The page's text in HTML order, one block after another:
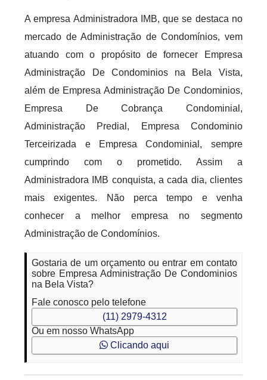
A empresa Administradora IMB, que se destaca no
mercado de Administração de Condomínios, vem
atuando com o propósito de fornecer Empresa
Administração De Condominios na Bela Vista,
além de Empresa Administração De Condominios,
Empresa De Cobrança Condominial,
Administração Predial, Empresa Condominio
Terceirizada e Empresa Condominial, sempre
cumprindo com o prometido. Assim a
Administradora IMB conquista, a cada dia, clientes
mais exigentes. Não perca tempo e venha
conhecer a melhor empresa no segmento
Administração de Condomínios.
Gostaria de um orçamento ou entrar em contato
sobre Empresa Administração De Condominios
na Bela Vista?
Fale conosco pelo telefone
(11) 2979-4312
Ou em nosso WhatsApp
Clicando aqui